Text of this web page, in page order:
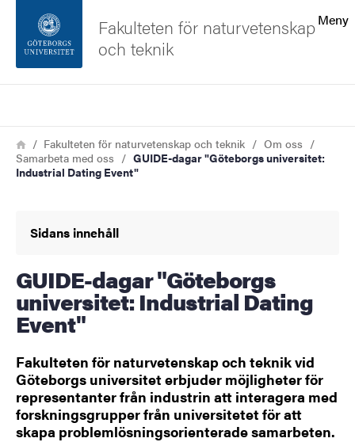
Sidfoten
Om webbplatsen
Meny
Fakulteten för naturvetenskap
och teknik
Länkstig
HemFakulteten för naturvetenskap och teknik
Om oss
Samarbeta med oss
GUIDE-dagar "Göteborgs universitet:
Industrial Dating Event"
Sidans innehåll
GUIDE-dagar "Göteborgs
universitet: Industrial Dating
Event"
Fakulteten för naturvetenskap och teknik vid
Göteborgs universitet erbjuder möjligheter för
representanter från industrin att interagera med
forskningsgrupper från universitetet för att
skapa problemlösningsorienterade samarbeten.